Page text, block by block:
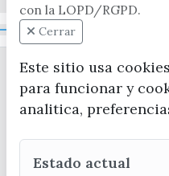
CONTACTA CON LA
con la LOPD/RGPD.
Cerrar
Este sitio usa
para funcionar y
analitica,
Estado actual